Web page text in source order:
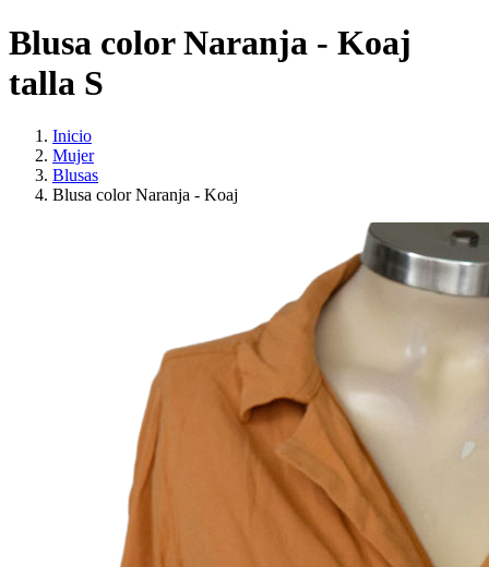
Blusa color Naranja - Koaj
talla S
Inicio
Mujer
Blusas
Blusa color Naranja - Koaj